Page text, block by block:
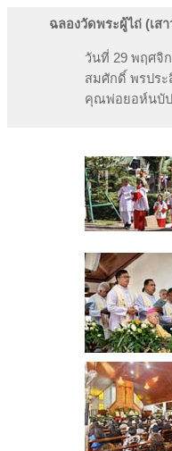
ฉลองวัดพระผู้ไถ่ (เส
วันที่ 29 พฤศจิ
สมศักดิ์ พรปร
คุณพ่อยอห์นบัป